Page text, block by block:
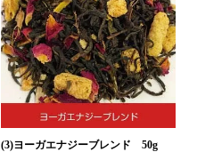
(3)ヨーガエナジーブレンド 50g